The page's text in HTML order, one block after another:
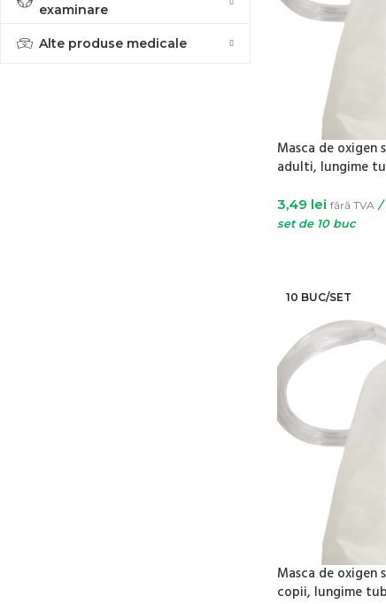
examinare
Alte produse medicale
Masca de
adulti, lungime
3,49 lei fără TVA/
set de 10 buc
10 BUC/SET
Masca de
copii, lungime